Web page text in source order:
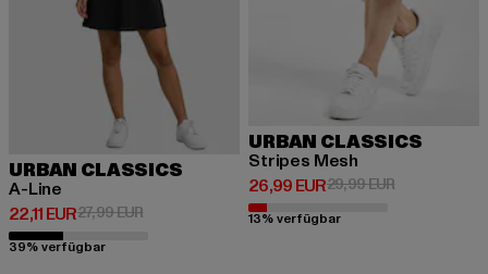
URBAN CLASSICS
A-Line
22,11 EUR
Derzeitiger Preis: 22,11 EUR
27,99 EURAktionspreis: 27,99 EUR
39% verfügbar
URBAN CLASSICS
Stripes Mesh
26,99 EUR
Derzeitiger Preis: 26,99 EUR
29,99 EURAktionspreis:
13% verfügbar